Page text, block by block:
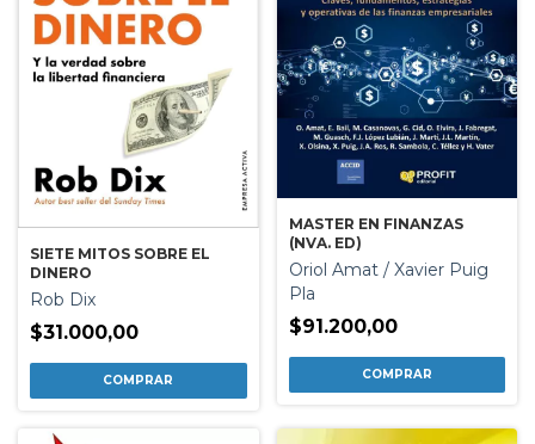
SIETE MITOS SOBRE EL
DINERO
Rob Dix
$31.000,00
MASTER EN FINANZAS
(NVA. ED)
Oriol Amat / Xavier Puig
Pla
$91.200,00